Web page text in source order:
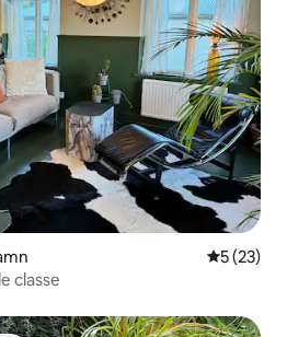
5 (23)
classe